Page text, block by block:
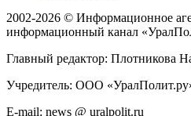
2002-2026 © Информационное
информационный канал
Главный редактор: Плотникова
Учредитель: ООО
E-mail: news @ uralpolit.ru